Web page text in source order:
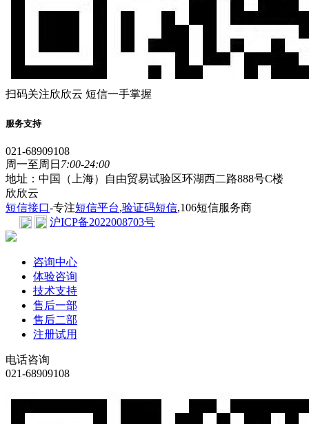
扫码关注欣欣云 短信一手掌握
服务支持
021-68909108
周一至周日 7:00-24:00
地址：中国（上海）自由贸易试验区环湖西二路888号C楼
欣欣云
短信接口-专注短信平台,验证码短信,106短信服务商
沪ICP备2022008703号
咨询中心
体验咨询
技术支持
售后一部
售后二部
注册试用
电话咨询
021-68909108